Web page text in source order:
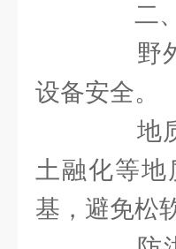
二、
野外
设备安全。
地质
土融化等
基，避免松